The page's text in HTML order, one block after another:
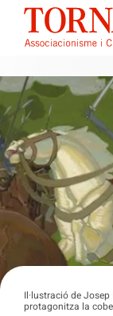
Il·lustració de
protagonitza la